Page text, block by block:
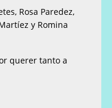
Rosa Paredez,
y Romina
querer tanto a